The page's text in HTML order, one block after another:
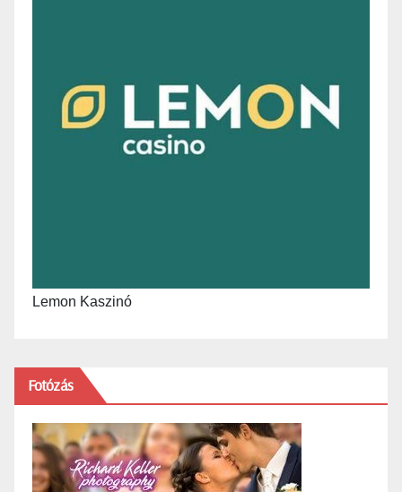
Lemon Kaszinó
Fotózás